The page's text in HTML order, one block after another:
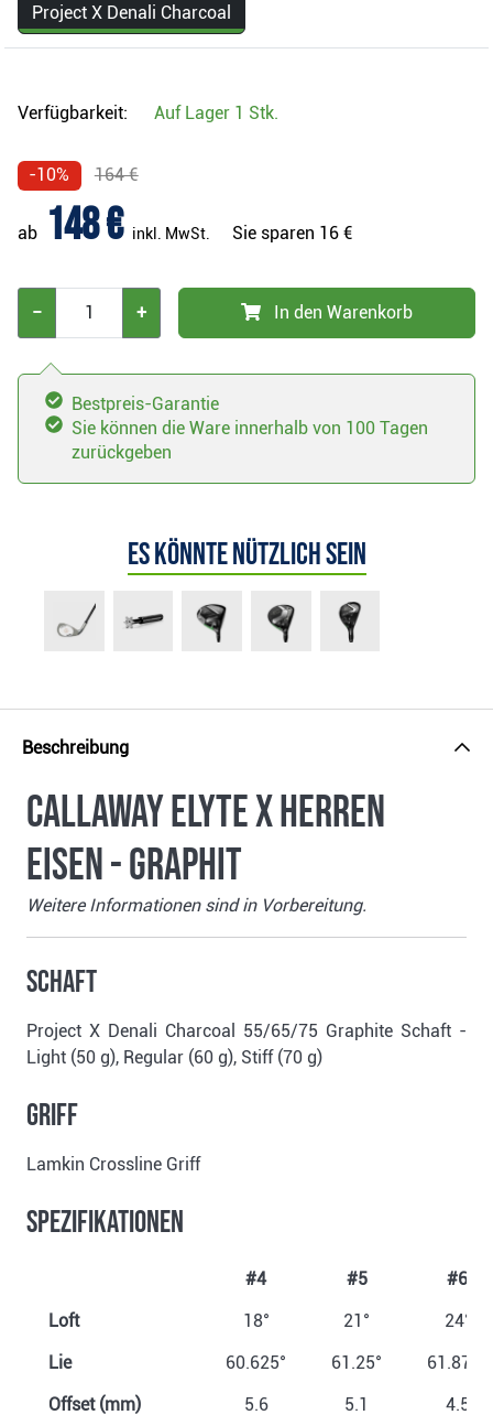
Project X Denali Charcoal
Verfügbarkeit: Auf Lager 1 Stk.
-10% 164 €
ab 148 € inkl. MwSt. Sie sparen 16 €
− + In den Warenkorb
Bestpreis-Garantie
Sie können die Ware innerhalb von 100 Tagen
zurückgeben
Es könnte nützlich sein
Beschreibung
Callaway Elyte X Herren
Eisen - Graphit
Weitere Informationen sind in Vorbereitung.
Schaft
Project X Denali Charcoal 55/65/75 Graphite Schaft -
Light (50 g), Regular (60 g), Stiff (70 g)
Griff
Lamkin Crossline Griff
Spezifikationen
#4 #5
#6
Loft
18° 21°
24°
Lie
60.625° 61.25°
61.875°
Offset (mm)
5.6 5.1 4.5